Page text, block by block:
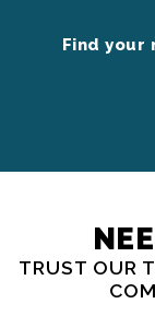
Find your
TRUST OUR